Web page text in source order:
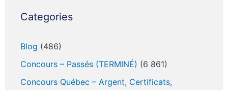
Categories
Blog (486)
Concours – Passés (TERMINÉ) (6 861)
Concours Québec – Argent, Certificats,